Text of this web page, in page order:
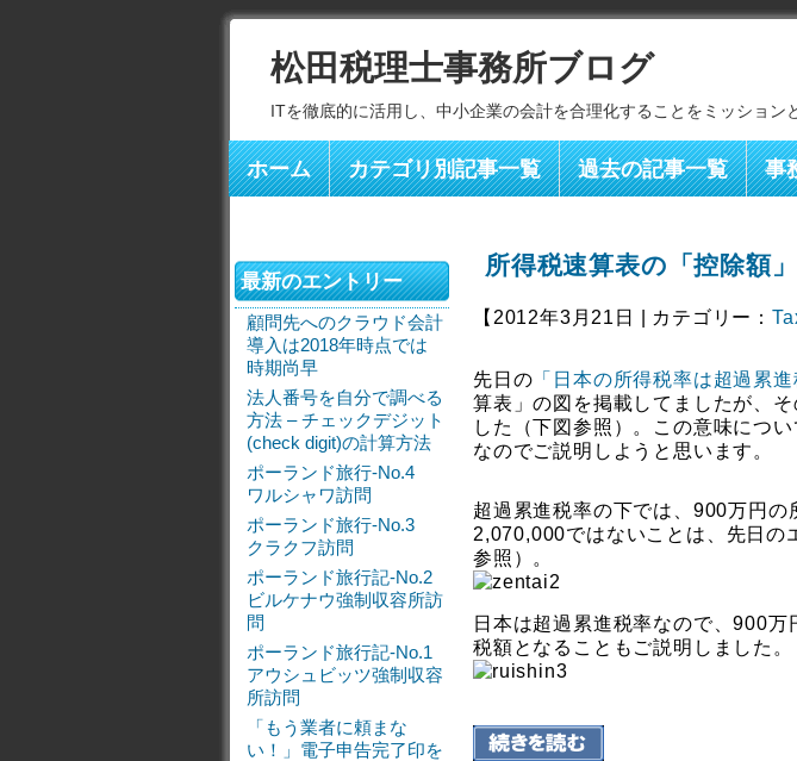
松田税理士事務所ブログ
ITを徹底的に活用し、中小企業の会計を合理化することをミッショ
ホーム カテゴリ別記事一覧 過去の記事一覧 事
所得税速算表の「控除額
【2012年3月21日 | カテゴリー：
先日の 「日本の所得税率は超過累
算表」の図を掲載してましたが、
した（下図参照）。この意味につ
なのでご説明しようと思います。
超過累進税率の下では、900万円
2,070,000ではないことは、先日の
参照）。
日本は超過累進税率なので、900
税額となることもご説明しました。
最新のエントリー
顧問先へのクラウド会計
導入は2018年時点では
時期尚早
法人番号を自分で調べる
方法 – チェックデジット
(check digit)の計算方法
ポーランド旅行-No.4
ワルシャワ訪問
ポーランド旅行-No.3
クラクフ訪問
ポーランド旅行記-No.2
ビルケナウ強制収容所訪
問
ポーランド旅行記-No.1
アウシュビッツ強制収容
所訪問
「もう業者に頼まな
い！」電子申告完了印を